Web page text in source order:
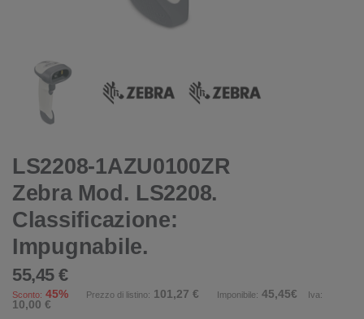
LS2208-1AZU0100ZR
Zebra Mod. LS2208.
Classificazione:
Impugnabile.
55,45 €
Sconto: 45% Prezzo di listino: 101,27 € Imponibile: 45,45€ Iva:
10,00 €